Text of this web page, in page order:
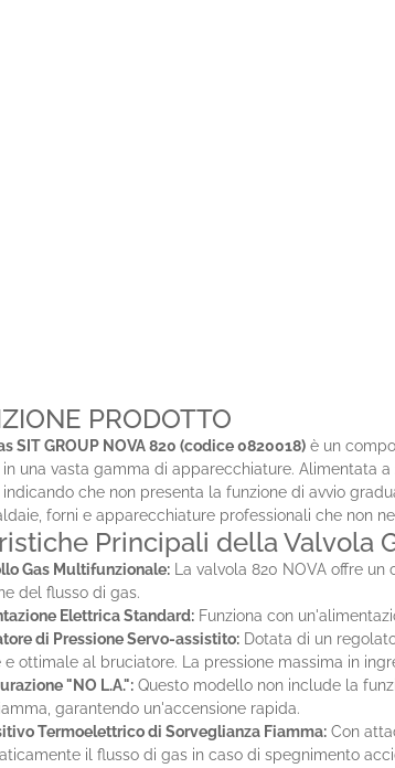
PRODOTTO
SIT GROUP NOVA 820 (codice 0820018) è un
in una vasta gamma di apparecchiature. Alimentata a
indicando che non presenta la funzione di avvio
forni e apparecchiature professionali che non
Principali della Valvola
Gas Multifunzionale: La valvola 820 NOVA offre
del flusso di gas.
Elettrica Standard: Funziona con
di Pressione Servo-assistito: Dotata di un
e ottimale al bruciatore. La pressione massima in
"NO L.A.": Questo modello non include la
garantendo un'accensione rapida.
Termoelettrico di Sorveglianza Fiamma: Con
il flusso di gas in caso di spegnimento